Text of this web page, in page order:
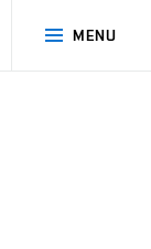
MENU